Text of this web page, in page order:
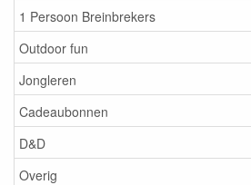
1 Persoon Breinbrekers
Outdoor fun
Jongleren
Cadeaubonnen
D&D
Overig